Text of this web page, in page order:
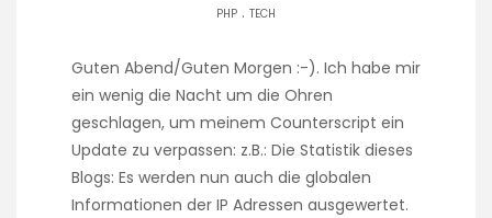
PHP . TECH
Guten Abend/Guten Morgen :-). Ich habe mir
ein wenig die Nacht um die Ohren
geschlagen, um meinem Counterscript ein
Update zu verpassen: z.B.: Die Statistik dieses
Blogs: Es werden nun auch die globalen
Informationen der IP Adressen ausgewertet.